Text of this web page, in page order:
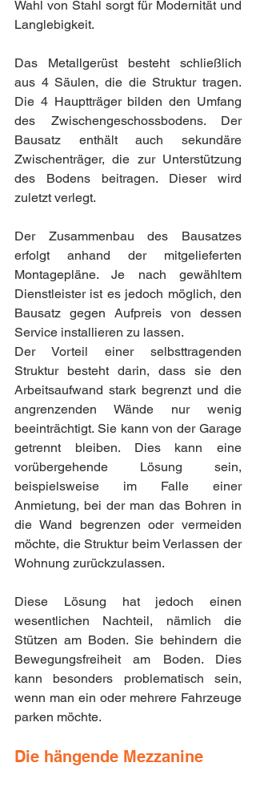
Wahl von Stahl sorgt für Modernität und
Langlebigkeit.
Das Metallgerüst besteht schließlich
aus 4 Säulen, die die Struktur tragen.
Die 4 Hauptträger bilden den Umfang
des Zwischengeschossbodens. Der
Bausatz enthält auch sekundäre
Zwischenträger, die zur Unterstützung
des Bodens beitragen. Dieser wird
zuletzt verlegt.
Der Zusammenbau des Bausatzes
erfolgt anhand der mitgelieferten
Montagepläne. Je nach gewähltem
Dienstleister ist es jedoch möglich, den
Bausatz gegen Aufpreis von dessen
Service installieren zu lassen.
Der Vorteil einer selbsttragenden
Struktur besteht darin, dass sie den
Arbeitsaufwand stark begrenzt und die
angrenzenden Wände nur wenig
beeinträchtigt. Sie kann von der Garage
getrennt bleiben. Dies kann eine
vorübergehende Lösung sein,
beispielsweise im Falle einer
Anmietung, bei der man das Bohren in
die Wand begrenzen oder vermeiden
möchte, die Struktur beim Verlassen der
Wohnung zurückzulassen.
Diese Lösung hat jedoch einen
wesentlichen Nachteil, nämlich die
Stützen am Boden. Sie behindern die
Bewegungsfreiheit am Boden. Dies
kann besonders problematisch sein,
wenn man ein oder mehrere Fahrzeuge
parken möchte.
Die hängende Mezzanine